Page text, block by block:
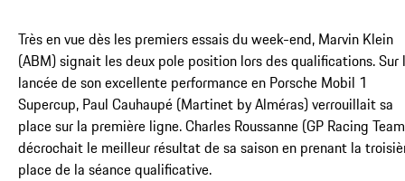
Très en vue dès les premiers essais du week-end, Marvin Klein
(ABM) signait les deux pole position lors des qualifications. Sur
lancée de son excellente performance en Porsche Mobil 1
Supercup, Paul Cauhaupé (Martinet by Alméras) verrouillait sa
place sur la première ligne. Charles Roussanne (GP Racing
décrochait le meilleur résultat de sa saison en prenant la
place de la séance qualificative.